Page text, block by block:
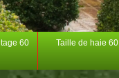
60 Taille de haie 60